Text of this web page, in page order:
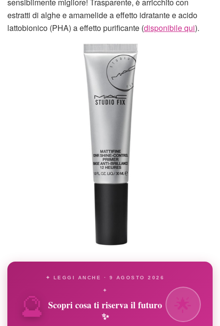
sensibilmente migliore! Trasparente, è arricchito con
estratti di alghe e amamelide a effetto idratante e acido
lattobionico (PHA) a effetto purificante (disponibile qui).
🔮
✦ LEGGI ANCHE · 9 AGOSTO 2026
✦
Scopri cosa ti riserva il futuro
✨